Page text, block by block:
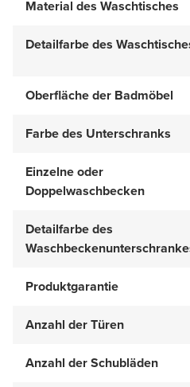
Material des Waschtisches
Detailfarbe des
Oberfläche der Badmöbel
Farbe des Unterschranks
Einzelne oder
Doppelwaschbecken
Detailfarbe des
Produktgarantie
Anzahl der Türen
Anzahl der Schubläden